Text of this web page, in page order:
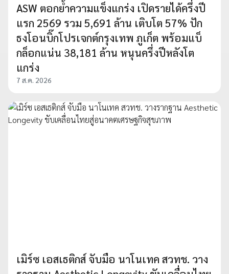
ASW ตอกย้ำความแข็งแกร่ง เปิดรายได้ครึ่งปี
แรก 2569 รวม 5,691 ล้าน เติบโต 57% ปัก
ธงโอนบิ๊กโปรเจกต์กรุงเทพ ภูเก็ต พร้อมแบ็
กล็อกแน่น 38,181 ล้าน หนุนครึ่งปีหลังโต
แกร่ง
7 ส.ค. 2026
เมิร์ซ เอสเธติกส์ จับมือ นาโนเทค สวทช. วาง